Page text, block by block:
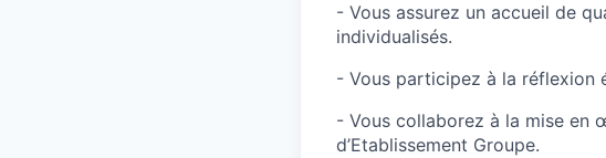
- Vous assurez un accueil de
individualisés.
- Vous participez à la réflexion
- Vous collaborez à la mise en
d’Etablissement Groupe.